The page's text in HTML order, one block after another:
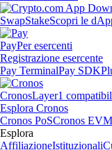
SwapStakeScopri le
PayPer esercenti
Registrazione esercente
Pay TerminalPay SDK
CronosLayer1
Esplora Cronos
Cronos PoSCronos EVM
Esplora
AffiliazioneIstituzionali